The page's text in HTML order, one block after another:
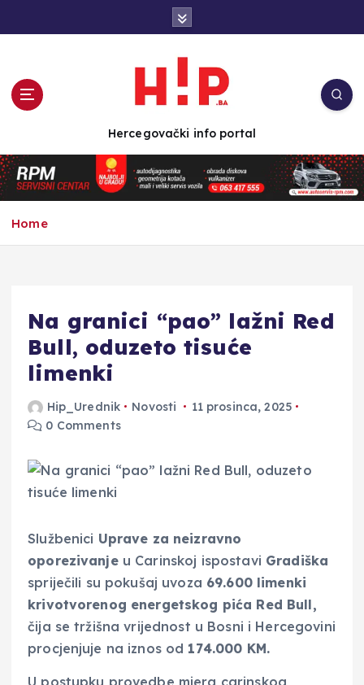
n
t
e
Hercegovački info portal
Home
Na granici “pao” lažni Red
Bull, oduzeto tisuće
limenki
Hip_Urednik Novosti
11 prosinca, 2025
0 Comments
Službenici Uprave za neizravno
oporezivanjeu Carinskoj ispostavi Gradiška
spriječili su pokušaj uvoza 69.600 limenki
krivotvorenog energetskog pića Red Bull,
čija se tržišna vrijednost u Bosni i Hercegovini
procjenjuje na iznos od 174.000 KM.
U postupku provedbe mjera carinskog